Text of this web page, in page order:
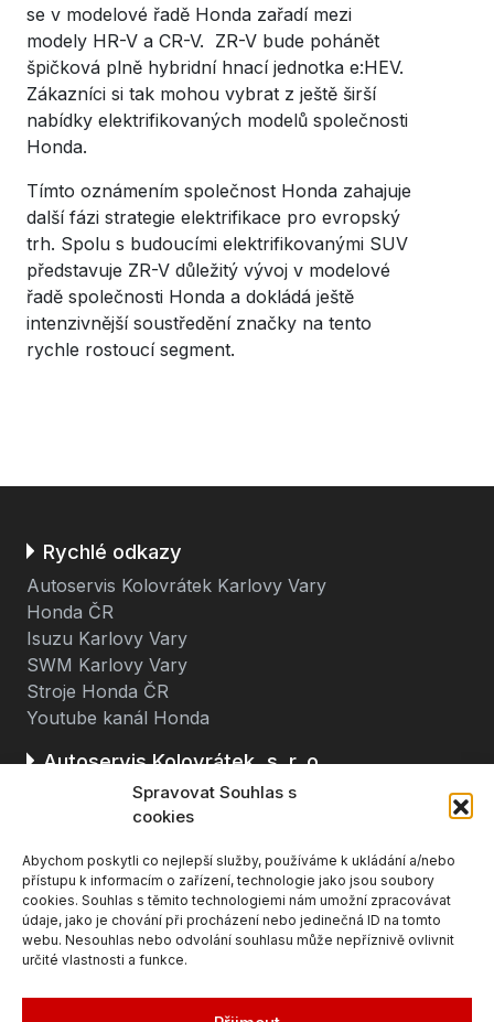
Spravovat Souhlas s
cookies
Abychom poskytli co nejlepší služby, používáme k ukládání a/nebo
přístupu k informacím o zařízení, technologie jako jsou soubory
cookies. Souhlas s těmito technologiemi nám umožní zpracovávat
údaje, jako je chování při procházení nebo jedinečná ID na tomto
webu. Nesouhlas nebo odvolání souhlasu může nepříznivě ovlivnit
určité vlastnosti a funkce.
se v modelové řadě Honda zařadí mezi
modely HR-V a CR-V. ZR-V bude pohánět
špičková plně hybridní hnací jednotka e:HEV.
Zákazníci si tak mohou vybrat z ještě širší
nabídky elektrifikovaných modelů společnosti
Honda.
Tímto oznámením společnost Honda zahajuje
další fázi strategie elektrifikace pro evropský
trh. Spolu s budoucími elektrifikovanými SUV
představuje ZR-V důležitý vývoj v modelové
řadě společnosti Honda a dokládá ještě
intenzivnější soustředění značky na tento
rychle rostoucí segment.
Rychlé odkazy
Autoservis Kolovrátek Karlovy Vary
Honda ČR
Isuzu Karlovy Vary
SWM Karlovy Vary
Stroje Honda ČR
Youtube kanál Honda
Autoservis Kolovrátek, s. r. o.
Stará cesta 116
362 63 Dalovice u Karlových Varů
(u čerpací stanice BENZINA, směr K. Vary - Ostrov)